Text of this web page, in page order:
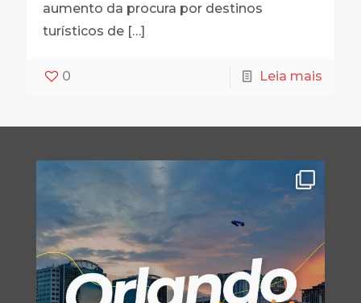
aumento da procura por destinos
turísticos de […]
0 Leia mais